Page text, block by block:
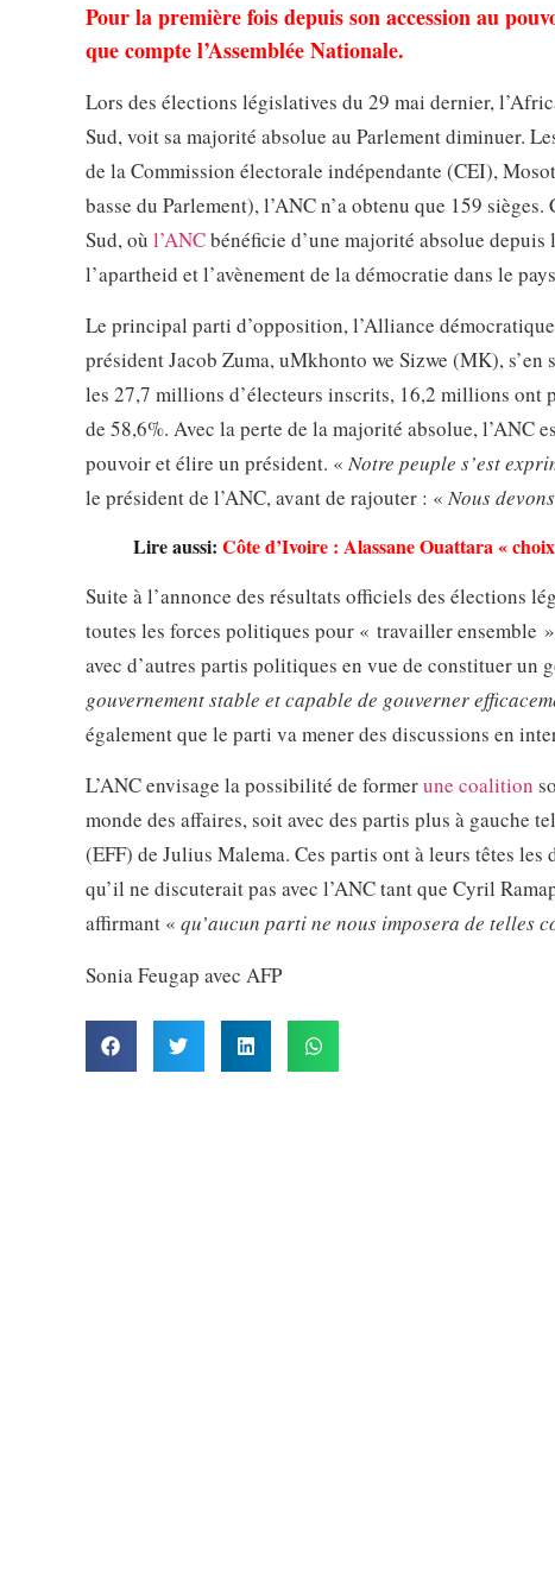
Pour la première fois depuis son accession au
que compte l’Assemblée Nationale.
Lors des élections législatives du 29 mai dernier,
Sud, voit sa majorité absolue au Parlement diminuer.
de la Commission électorale indépendante (CEI),
basse du Parlement), l’ANC n’a obtenu que 159
Sud, où l’ANCbénéficie d’une majorité absolue
l’apartheid et l’avènement de la démocratie dans le
Le principal parti d’opposition, l’Alliance
président Jacob Zuma, uMkhonto we Sizwe (MK),
les 27,7 millions d’électeurs inscrits, 16,2 millions
de 58,6%. Avec la perte de la majorité absolue, l’ANC
pouvoir et élire un président. « Notre peuple s’est
le président de l’ANC, avant de rajouter : « Nous
Lire aussi: Côte d’Ivoire : Alassane Ouattara «
Suite à l’annonce des résultats officiels des élections
toutes les forces politiques pour « travailler ensemble
avec d’autres partis politiques en vue de constituer un
gouvernement stable et capable de gouverner
également que le parti va mener des discussions en
L’ANC envisage la possibilité de formerune coalition
monde des affaires, soit avec des partis plus à gauche
(EFF) de Julius Malema. Ces partis ont à leurs têtes
qu’il ne discuterait pas avec l’ANC tant que Cyril
affirmant « qu’aucun parti ne nous imposera de telles
Sonia Feugap avec AFP